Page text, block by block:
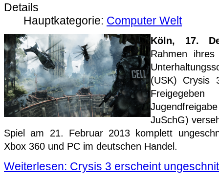
Details
Hauptkategorie: Computer Welt
Köln, 17.
Rahmen
(USK) Crysis
JuSchG)
Spiel am 21. Februar 2013 komplett
Xbox 360 und PC im deutschen Handel.
Weiterlesen: Crysis 3 erscheint